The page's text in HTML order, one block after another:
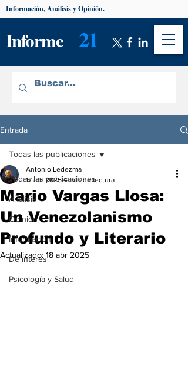
Informe 21
Información, Análisis y Opinión.
Entrada
Todas las publicaciones
Análisis
Opinión
Información
De interés
Psicología y Salud
Todas las publicaciones
Mario Vargas Llosa:
Un Venezolanismo
Profundo y Literario
Antonio Ledezma
17 abr 2025 4 min de lectura
Actualizado: 18 abr 2025